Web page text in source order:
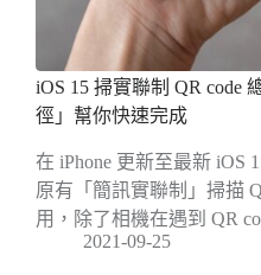
iOS 15 掃實聯制 QR code
徑」幫你快速完成
在 iPhone 更新至最新 iOS
原有「簡訊實聯制」掃描
用，除了相機在遇到 QR
2021-09-25